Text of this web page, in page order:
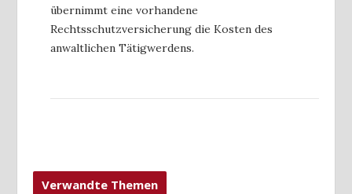
übernimmt eine vorhandene
Rechtsschutzversicherung die Kosten des
anwaltlichen Tätigwerdens.
Verwandte Themen